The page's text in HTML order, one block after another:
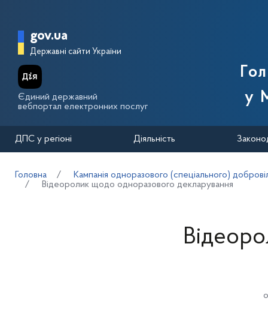
Головна сторінка Державної
gov.ua
Державні сайти України
Єдиний державний
вебпортал електронних послуг
у
ДПС у регіоні Діяльність
Головна
Кампанія одноразового (спеціального)
Відеоролик щодо одноразового декларування